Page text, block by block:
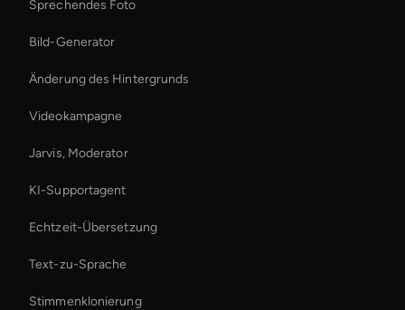
Sprechendes Foto
Bild-Generator
Änderung des Hintergrunds
Videokampagne
Jarvis, Moderator
KI-Supportagent
Echtzeit-Übersetzung
Text-zu-Sprache
Stimmenklonierung